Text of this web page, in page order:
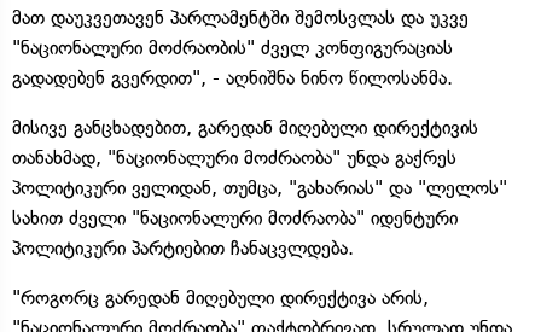
მათ დაუკვეთავენ პარლამენტში შემოსვლას და უკვე
"ნაციონალური მოძრაობის" ძველ კონფიგურაციას
გადადებენ გვერდით", - აღნიშნა ნინო წილოსანმა.
მისივე განცხადებით, გარედან მიღებული დირექტივის
თანახმად, "ნაციონალური მოძრაობა" უნდა გაქრეს
პოლიტიკური ველიდან, თუმცა, "გახარიას" და "ლელოს"
სახით ძველი "ნაციონალური მოძრაობა" იდენტური
პოლიტიკური პარტიებით ჩანაცვლდება.
"როგორც გარედან მიღებული დირექტივა არის,